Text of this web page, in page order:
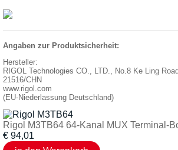
Angaben zur Produktsicherheit:
Hersteller:
RIGOL Technologies CO., LTD., No.8 Ke Ling
21516/CHN
www.rigol.com
(EU-Niederlassung Deutschland)
Rigol M3TB64 64-Kanal MUX Terminal-
€ 94,01